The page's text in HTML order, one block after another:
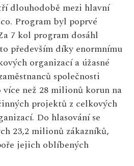
dlouhodobě mezi hlavní
Program byl poprvé
7 kol program dosáhl
především díky enormnímu
organizací a úžasné
společnosti
více než 28 milionů korun na
projektů z celkových
Do hlasování se
23,2 milionů zákazníků,
jejich oblíbených